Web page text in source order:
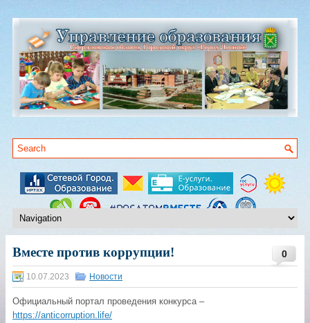
0
Вместе против коррупции!
10.07.2023 Новости
Официальный портал проведения конкурса –
https://anticorruption.life/